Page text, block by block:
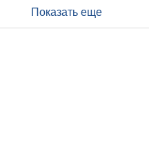
Показать еще